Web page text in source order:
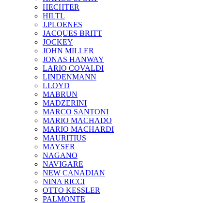
HECHTER
HILTL
J.PLOENES
JAСQUES BRITT
JOCKEY
JOHN MILLER
JONAS HANWAY
LARIO COVALDI
LINDENMANN
LLOYD
MABRUN
MADZERINI
MARCO SANTONI
MARIO MACHADO
MARIO MACHARDI
MAURITIUS
MAYSER
NAGANO
NAVIGARE
NEW CANADIAN
NINA RICCI
OTTO KESSLER
PALMONTE